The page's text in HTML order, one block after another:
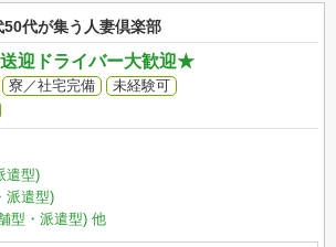
代が集う人妻倶楽部
迎ドライバー大歓迎★
寮／社宅完備
未経験可
遣型)
派遣型)
型・派遣型) 他